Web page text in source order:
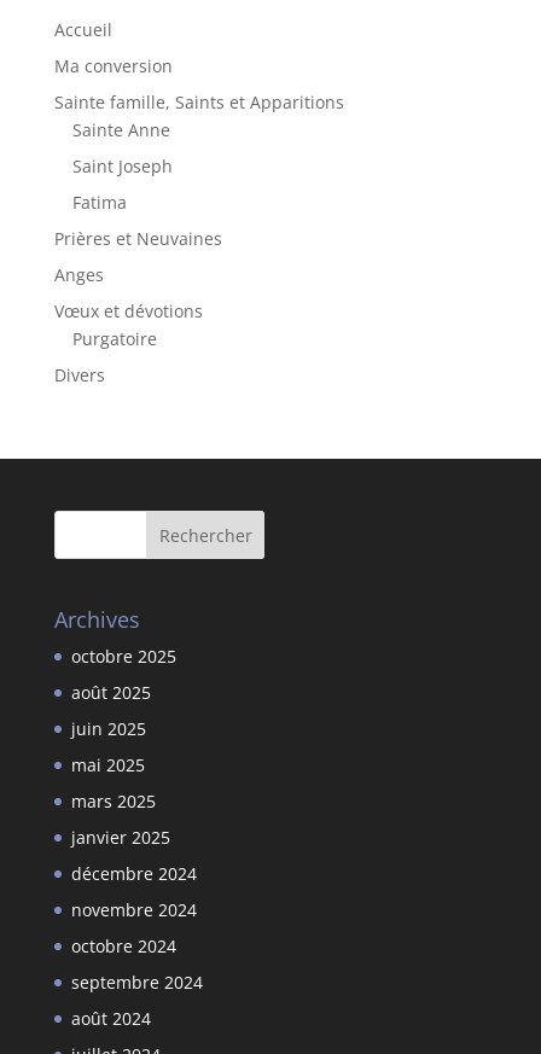
Accueil
Ma conversion
Sainte famille, Saints et Apparitions
Sainte Anne
Saint Joseph
Fatima
Prières et Neuvaines
Anges
Vœux et dévotions
Purgatoire
Divers
Archives
octobre 2025
août 2025
juin 2025
mai 2025
mars 2025
janvier 2025
décembre 2024
novembre 2024
octobre 2024
septembre 2024
août 2024